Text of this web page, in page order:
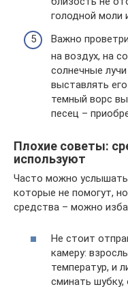
голодной моли
Важно
на воздух, на
солнечные
выставлять
темный ворс
песец –
Плохие советы:
используют
Часто можно услышать
которые не помогут,
средства – можно
Не стоит
камеру:
температур, и
сминать шубку,